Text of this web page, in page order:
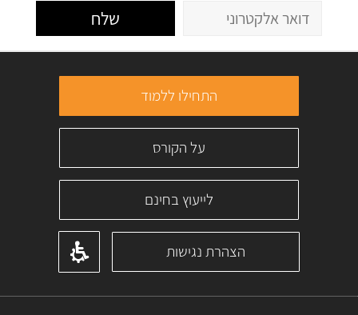
שלח
התחילו ללמוד
על הקורס
לייעוץ בחינם
הצהרת נגישות